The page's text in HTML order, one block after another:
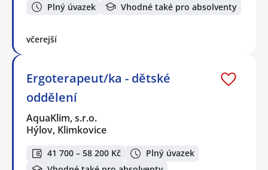
Plný úvazek Vhodné také pro absolventy
včerejší
Ergoterapeut/ka - dětské
oddělení
AquaKlim, s.r.o.
Hýlov, Klimkovice
41 700 – 58 200 Kč
Plný úvazek